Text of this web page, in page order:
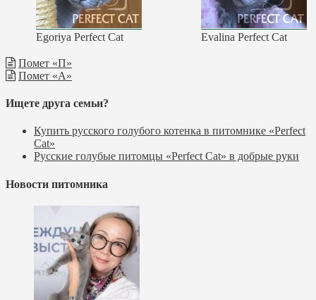
Egoriya Perfect Cat Evalina Perfect Cat
Помет «П»
Помет «А»
Ищете друга семьи?
Купить русского голубого котенка в питомнике «Perfect
Cat»
Русские голубые питомцы «Perfect Cat» в добрые руки
Новости питомника